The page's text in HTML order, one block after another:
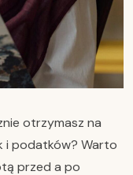
otrzymasz na
i podatków? Warto
przed a po